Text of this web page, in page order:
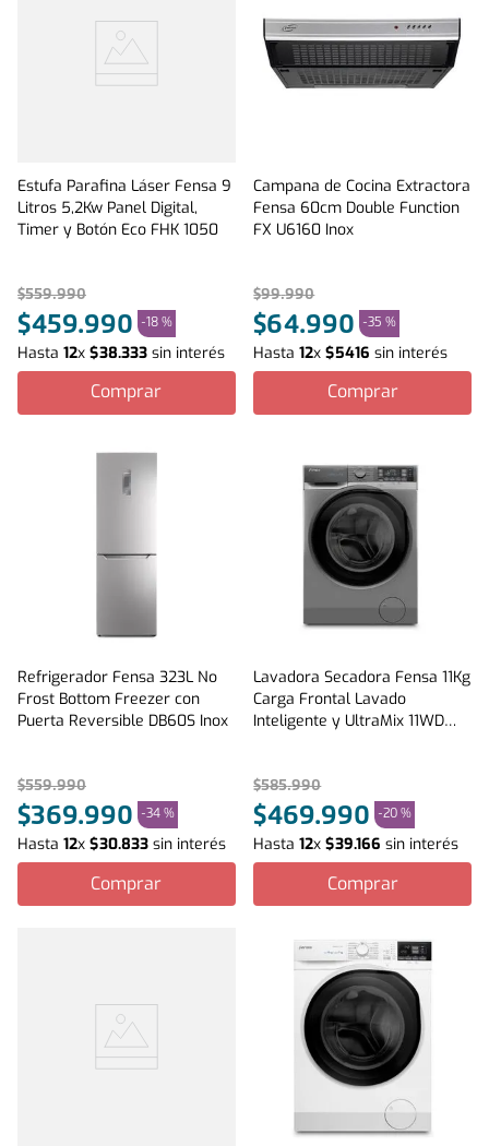
Estufa Parafina Láser Fensa 9
Litros 5,2Kw Panel Digital,
Timer y Botón Eco FHK 1050
$559.990
$459.990 -18 %
Hasta 12x $38.333 sin interés
Comprar
Campana de Cocina Extractora
Fensa 60cm Double Function
FX U6160 Inox
$99.990
$64.990 -35 %
Hasta12x$5416 sin interés
Comprar
Refrigerador Fensa 323L No
Frost Bottom Freezer con
Puerta Reversible DB60S Inox
$559.990
$369.990 -34 %
Hasta 12x $30.833 sin interés
Comprar
Lavadora Secadora Fensa 11Kg
Carga Frontal Lavado
Inteligente y UltraMix 11WD
$585.990
$469.990 -20 %
Hasta12x$39.166 sin interés
Comprar